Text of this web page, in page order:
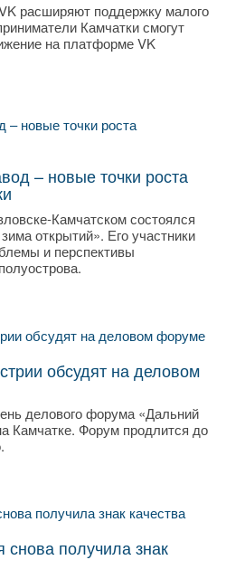
расширяют поддержку малого
Камчатки смогут
на платформе VK
– новые точки роста
Камчатском состоялся
открытий». Его участники
и перспективы
обсудят на деловом
делового форума «Дальний
Камчатке. Форум продлится до
снова получила знак